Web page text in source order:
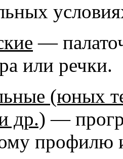
—
или речки.
(юных
др.) —
профилю